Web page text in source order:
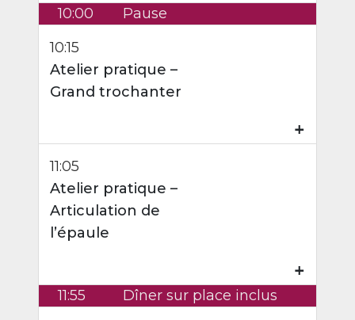
10:00
Pause
10:15
Atelier pratique –
Grand trochanter
₊
11:05
Atelier pratique –
Articulation de
l’épaule
₊
11:55
Dîner sur place inclus